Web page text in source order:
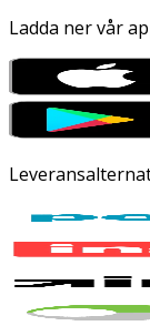
Ladda ner vår